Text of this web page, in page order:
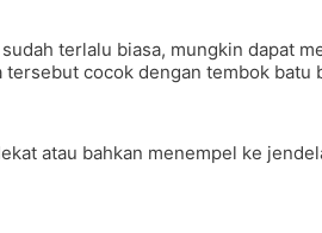
terlalu biasa, mungkin dapat
tersebut cocok dengan tembok
atau bahkan menempel ke